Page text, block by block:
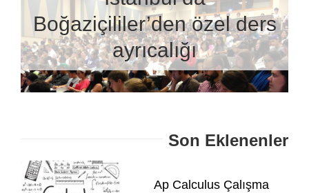
Boğaziçililer’den özel ders
ayrıcalığı
Son Eklenenler
Ap Calculus Çalışma